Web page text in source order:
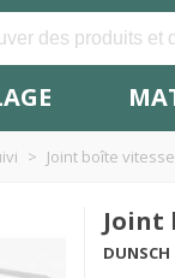
> Joint boîte
Joint
DUNSCH